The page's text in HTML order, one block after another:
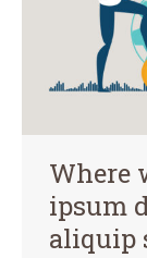
Where
ipsum
aliquip